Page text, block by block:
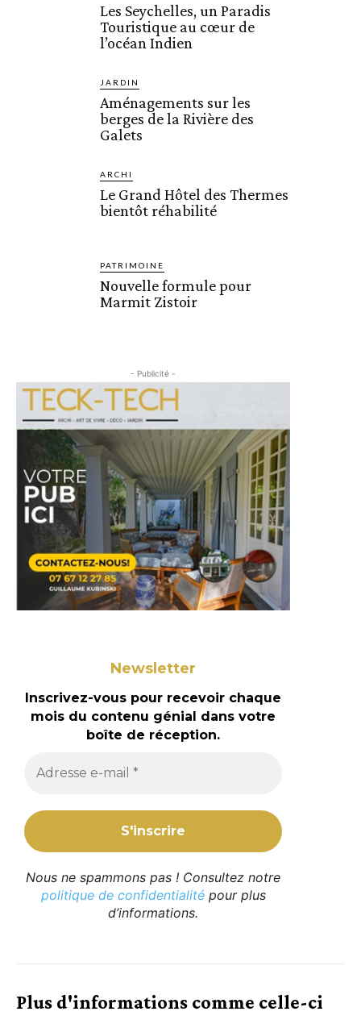
Les Seychelles, un Paradis
Touristique au cœur de
l’océan Indien
JARDIN
Aménagements sur les
berges de la Rivière des
Galets
ARCHI
Le Grand Hôtel des Thermes
bientôt réhabilité
PATRIMOINE
Nouvelle formule pour
Marmit Zistoir
- Publicité -
Newsletter
Inscrivez-vous pour recevoir chaque
mois du contenu génial dans votre
boîte de réception.
Nous ne spammons pas ! Consultez notre
politique de confidentialitépour plus
d’informations.
Plus d'informations comme celle-ci